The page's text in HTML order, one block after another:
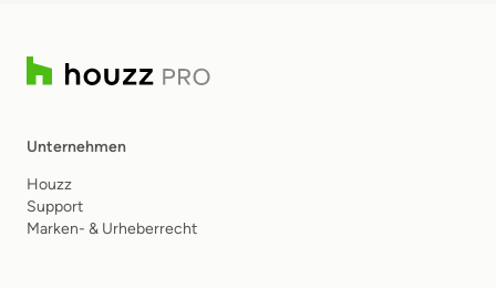
Unternehmen
Houzz
Support
Marken- & Urheberrecht